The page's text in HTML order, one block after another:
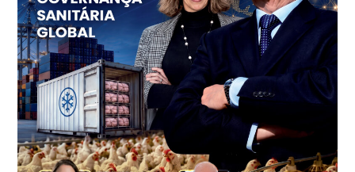
t
Trigo Atacado - Regional
RS
R$ 1.314,40
t
Ovo Vermelho - Regional
Vermelho
R$ 171,15